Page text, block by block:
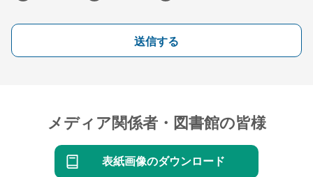
送信する
メディア関係者・図書館の皆様
表紙画像のダウンロード